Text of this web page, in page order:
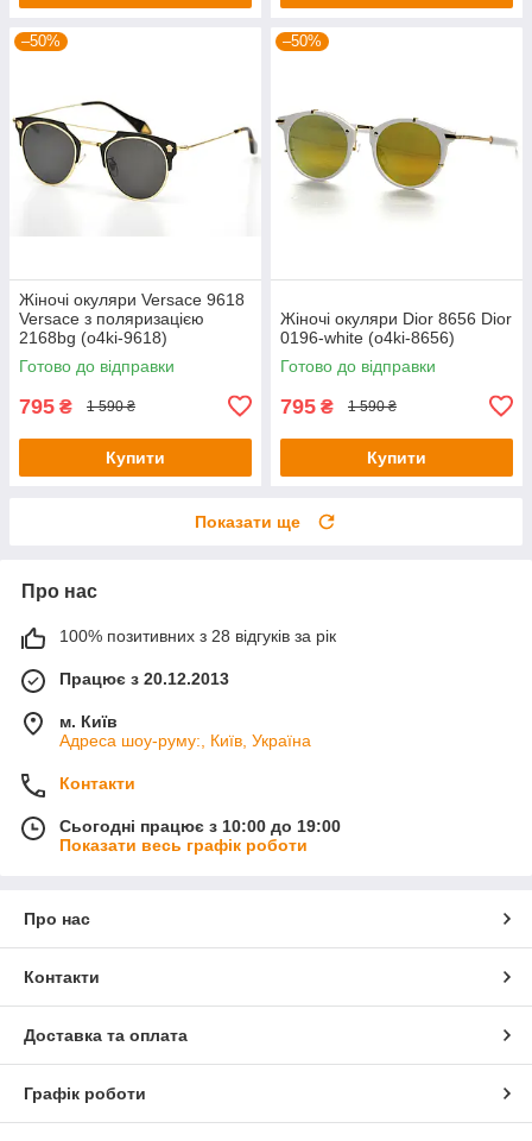
–50%
Жіночі окуляри Versace 9618
Versace з поляризацією
2168bg (o4ki-9618)
Готово до відправки
795 ₴ 1 590 ₴
Купити
–50%
Жіночі окуляри Dior 8656 Dior
0196-white (o4ki-8656)
Готово до відправки
795 ₴ 1 590 ₴
Купити
Показати ще
Про нас
100% позитивних з 28 відгуків за рік
Працює з 20.12.2013
м. Київ
Адреса шоу-руму:, Київ, Україна
Контакти
Сьогодні працює з 10:00 до 19:00
Показати весь графік роботи
Про нас
Контакти
Доставка та оплата
Графік роботи